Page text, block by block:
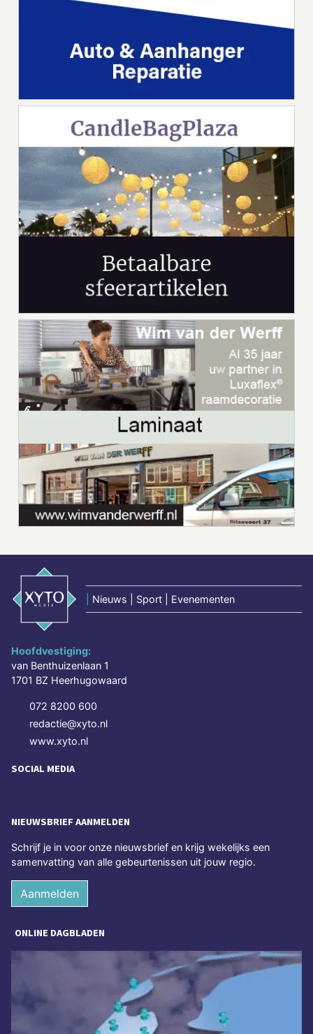
Nieuws | Sport | Evenementen
Hoofdvestiging:
van Benthuizenlaan 1
1701 BZ Heerhugowaard
072 8200 600
redactie@xyto.nl
www.xyto.nl
SOCIAL MEDIA
NIEUWSBRIEF AANMELDEN
Schrijf je in voor onze nieuwsbrief en krijg wekelijks een
samenvatting van alle gebeurtenissen uit jouw regio.
Aanmelden
ONLINE DAGBLADEN